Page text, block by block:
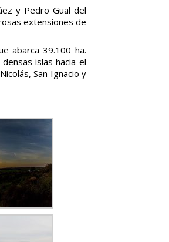
y Pedro Gual del
extensiones de
abarca 39.100 ha.
islas hacia el
San Ignacio y